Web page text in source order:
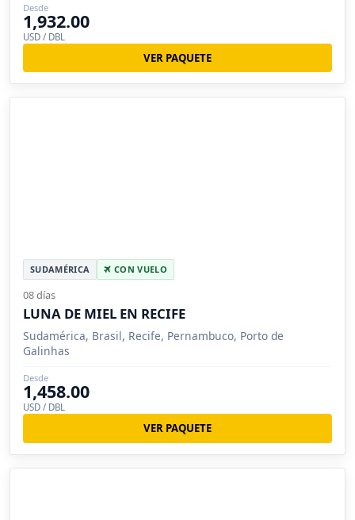
Desde
1,932.00
USD / DBL
VER PAQUETE
SUDAMÉRICA CON VUELO
08 días
LUNA DE MIEL EN RECIFE
Sudamérica, Brasil, Recife, Pernambuco, Porto de
Galinhas
Desde
1,458.00
USD / DBL
VER PAQUETE